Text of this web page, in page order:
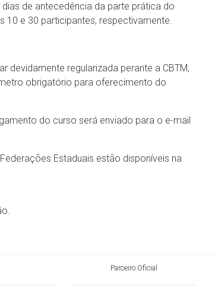
de antecedência da parte prática do
10 e 30 participantes, respectivamente.
devidamente regularizada perante a CBTM,
obrigatório para oferecimento do
do curso será enviado para o e-mail
Estaduais estão disponíveis na
Parceiro Oficial